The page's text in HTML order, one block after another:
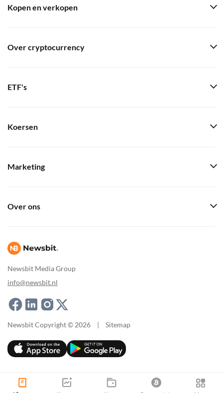
Newsbit Media Group
info@newsbit.nl
Kopen en verkopen
Over cryptocurrency
ETF's
Koersen
Marketing
Over ons
Newsbit Copyright © 2026 | Sitemap